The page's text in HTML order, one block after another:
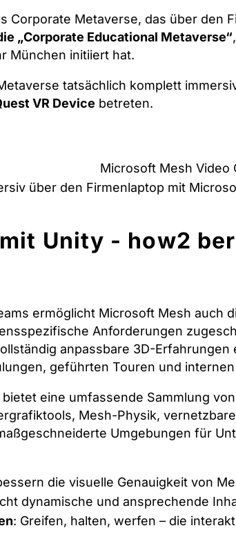
Corporate Metaverse, das über den
„Corporate Educational Metaverse“
München initiiert hat.
tatsächlich komplett
VR Device betreten.
über den Firmenlaptop mit
Unity - how2
ermöglicht Microsoft Mesh auch
Anforderungen
anpassbare 3D-
geführten Touren und
bietet eine umfassende Sammlung
Mesh-Physik,
Umgebungen für
die visuelle Genauigkeit von
dynamische und ansprechende
: Greifen, halten, werfen – die